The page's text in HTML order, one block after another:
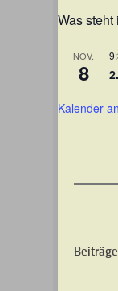
Was steht
NOV.
8
Kalender